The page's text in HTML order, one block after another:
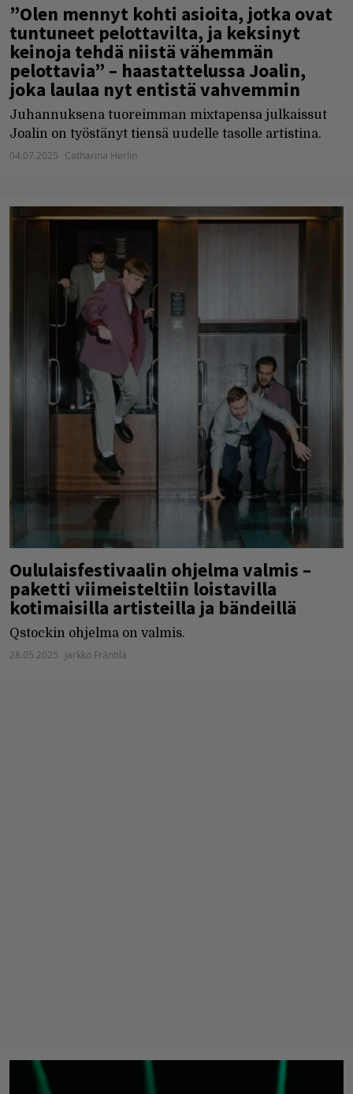
”Olen mennyt kohti asioita, jotka ovat
tuntuneet pelottavilta, ja keksinyt
keinoja tehdä niistä vähemmän
pelottavia” – haastattelussa Joalin,
joka laulaa nyt entistä vahvemmin
Juhannuksena tuoreimman mixtapensa julkaissut
Joalin on työstänyt tiensä uudelle tasolle artistina.
04.07.2025 Catharina Herlin
Oululaisfestivaalin ohjelma valmis –
paketti viimeisteltiin loistavilla
kotimaisilla artisteilla ja bändeillä
Qstockin ohjelma on valmis.
28.05.2025 Jarkko Fräntilä